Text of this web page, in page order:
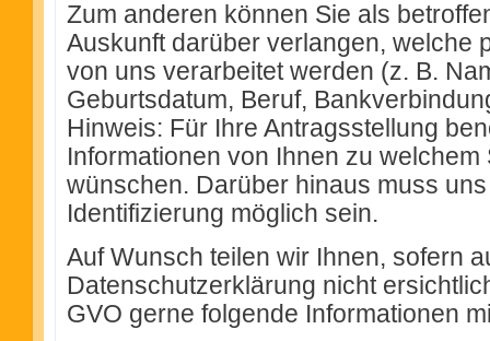
Zum anderen können Sie als
Auskunft darüber verlangen, welche
von uns verarbeitet werden (z. B.
Geburtsdatum, Beruf,
Hinweis: Für Ihre Antragsstellung
Informationen von Ihnen zu
wünschen. Darüber hinaus muss
Identifizierung möglich sein.
Auf Wunsch teilen wir Ihnen, sofern
Datenschutzerklärung nicht
GVO gerne folgende Informationen